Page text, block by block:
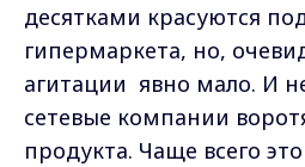
десятками красуются
гипермаркета, но,
агитации явно мало. И
сетевые компании
продукта. Чаще всего